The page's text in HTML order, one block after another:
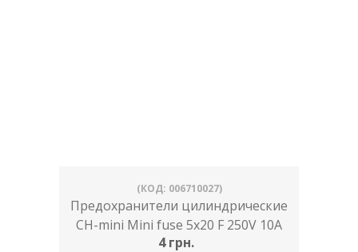
(КОД: 006710027)
Предохранители цилиндрические
CH-mini Mini fuse 5x20 F 250V 10A
4 грн.